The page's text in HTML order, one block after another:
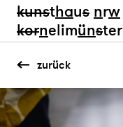
kunsthaus nrw
kornelimünster
zurück